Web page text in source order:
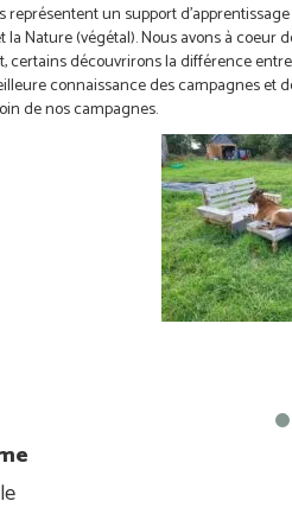
représentent un support
la Nature (végétal). Nous avons à
certains découvrirons la différence
connaissance des campagnes et
de nos campagnes.